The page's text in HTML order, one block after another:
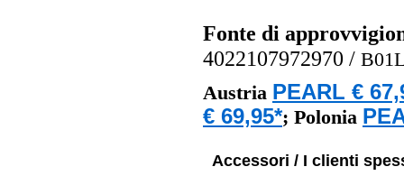
Fonte di
4022107972970 /
Austria PEARL €
€ 69,95*; Polonia
Accessori / I clienti